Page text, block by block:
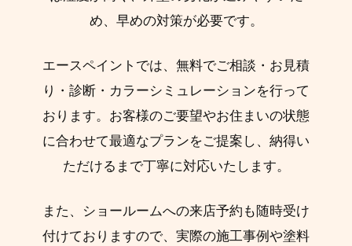
め、早めの対策が必要です。
エースペイントでは、無料でご相談・お見積
り・診断・カラーシミュレーションを行って
おります。お客様のご要望やお住まいの状態
に合わせて最適なプランをご提案し、納得い
ただけるまで丁寧に対応いたします。
また、ショールームへの来店予約も随時受け
付けておりますので、実際の施工事例や塗料